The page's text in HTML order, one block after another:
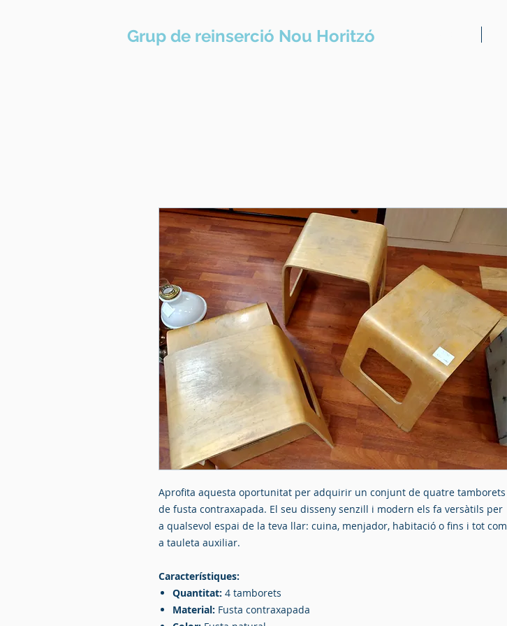
Grup de reinserció Nou Horitzó
Aprofita aquesta oportunitat per adquirir un conjunt de quatre tamborets
de fusta contraxapada. El seu disseny senzill i modern els fa versàtils per
a qualsevol espai de la teva llar: cuina, menjador, habitació o fins i tot com
a tauleta auxiliar.
Característiques:
Quantitat: 4 tamborets
Material: Fusta contraxapada